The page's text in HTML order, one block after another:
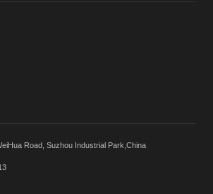
Road, Suzhou Industrial Park,China